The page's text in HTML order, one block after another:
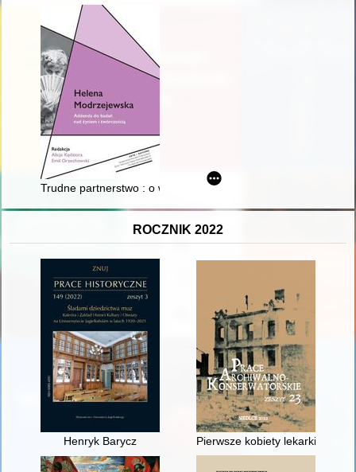
Trudne partnerstwo : o wspólnych występach Heleny
ROCZNIK 2022
Henryk Barycz Pierwsze kobiety lekarki w